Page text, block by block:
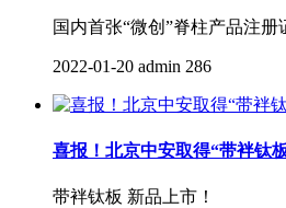
国内首张“微创”脊柱产品注册
2022-01-20 admin 286
喜报！北京中安取得“带袢钛
带袢钛板 新品上市！